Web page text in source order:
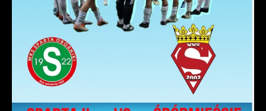
pośredników prezentujących nasze treści w postaci
wiadomości, ofert, komunikatów mediów
społecznościowych.